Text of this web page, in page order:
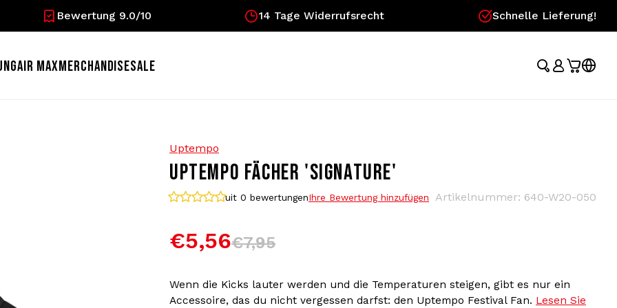
Bewertung 9.0/10 14 Tage Widerrufsrecht Schnelle Lieferung!
AIR MAXMERCHANDISESALE
Uptempo
UPTEMPO FÄCHER 'SIGNATURE'
uit 0 bewertungenIhre Bewertung hinzufügen Artikelnummer: 640-W20-050
€5,56€7,95
Wenn die Kicks lauter werden und die Temperaturen steigen, gibt es nur ein
Accessoire, das du nicht vergessen darfst: den Uptempo Festival Fan. Lesen Sie